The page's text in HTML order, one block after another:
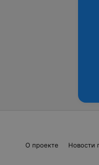
О проекте Новости